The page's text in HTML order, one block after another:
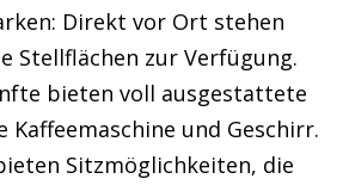
Direkt vor Ort stehen
Stellflächen zur Verfügung.
bieten voll ausgestattete
Kaffeemaschine und Geschirr.
Sitzmöglichkeiten, die